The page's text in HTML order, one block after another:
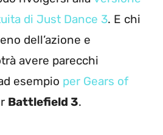
di Just Dance 3. E chi
dell’azione e
avere parecchi
esempio per Gears of
Battlefield 3.